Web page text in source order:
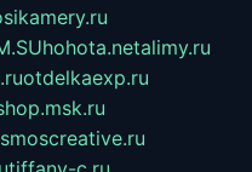
hohota.netalimy.ru
otdelkaexp.ru